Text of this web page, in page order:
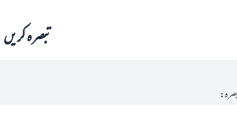
تبصرہ کریں